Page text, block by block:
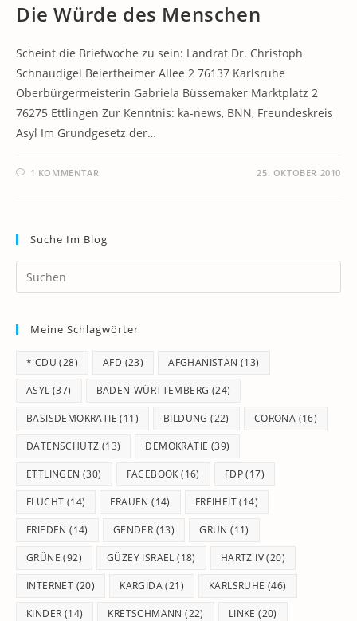
Die Würde des Menschen
Scheint die Briefwoche zu sein: Landrat Dr. Christoph
Schnaudigel Beiertheimer Allee 2 76137 Karlsruhe
Oberbürgermeisterin Gabriela Büssemaker Marktplatz 2
76275 Ettlingen Zur Kenntnis: ka-news, BNN, Freundeskreis
Asyl Im Grundgesetz der…
1 KOMMENTAR 25. OKTOBER 2010
Suche Im Blog
Meine Schlagwörter
* CDU (28) AFD (23) AFGHANISTAN (13)
ASYL (37) BADEN-WÜRTTEMBERG (24)
BASISDEMOKRATIE (11) BILDUNG (22) CORONA (16)
DATENSCHUTZ (13) DEMOKRATIE (39)
ETTLINGEN (30) FACEBOOK (16) FDP(17)
FLUCHT (14) FRAUEN (14) FREIHEIT(14)
FRIEDEN (14) GENDER (13) GRÜN (11)
GRÜNE (92) GÜZEY ISRAEL (18) HARTZ IV(20)
INTERNET (20) KARGIDA(21) KARLSRUHE (46)
KINDER (14) KRETSCHMANN (22) LINKE (20)